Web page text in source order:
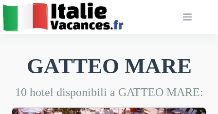
Salta
contenuto
GATTEO MARE
10 hotel disponibili a GATTEO MARE: